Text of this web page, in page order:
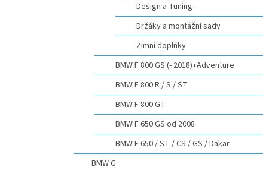
Design a Tuning
Držáky a montážní sady
Zimní doplňky
BMW F 800 GS (- 2018)+Adventure
BMW F 800 R / S / ST
BMW F 800 GT
BMW F 650 GS od 2008
BMW F 650 / ST / CS / GS / Dakar
BMW G